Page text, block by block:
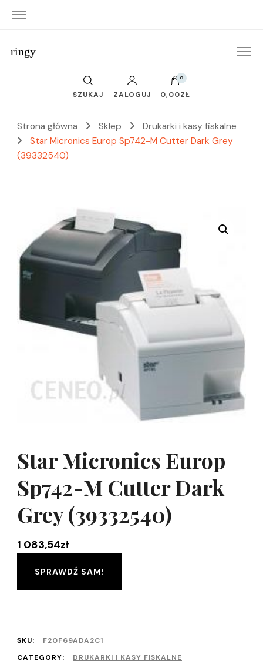
ringy
SZUKAJ ZALOGUJ
0
0,00ZŁ
Strona główna Sklep
Drukarki i kasy fiskalne
Star Micronics Europ Sp742-M Cutter Dark Grey
(39332540)
Star Micronics Europ
Sp742-M Cutter Dark
Grey (39332540)
1 083,54zł
SPRAWDŹ SAM!
SKU:
F20F69ADA2C1
CATEGORY:
DRUKARKI I KASY FISKALNE